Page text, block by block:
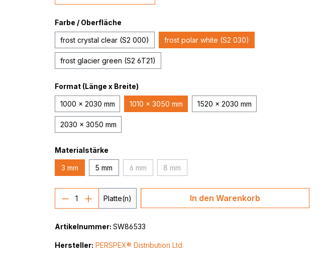
Farbe / Oberfläche
frost crystal clear (S2 000) frost polar white (S2 030)
frost glacier green (S2 6T21)
Format (Länge x Breite)
1000 x 2030 mm 1010 x 3050 mm 1520 x 2030 mm
2030 x 3050 mm
Materialstärke
3 mm 5 mm 6 mm(Diese Option ist zurzeit nicht verfügbar.)
8 mm(Diese Option ist zurzeit nicht verfügbar.)
Produkt Anzahl: Gib den gewünschten Wert
Platte(n) In den Warenkorb
Artikelnummer: SW86533
Hersteller: PERSPEX® Distribution Ltd.